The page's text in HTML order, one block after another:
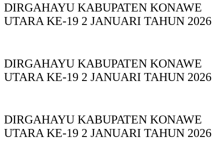
DIRGAHAYU KABUPATEN KONAWE
UTARA KE-19 2 JANUARI TAHUN 2026
DIRGAHAYU KABUPATEN KONAWE
UTARA KE-19 2 JANUARI TAHUN 2026
DIRGAHAYU KABUPATEN KONAWE
UTARA KE-19 2 JANUARI TAHUN 2026